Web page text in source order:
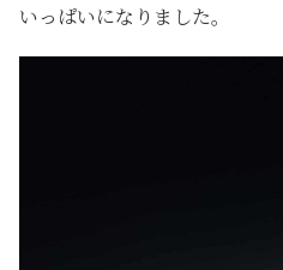
いっぱいになりました。